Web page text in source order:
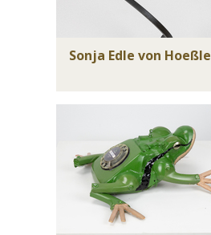
Sonja Edle von Hoeßle